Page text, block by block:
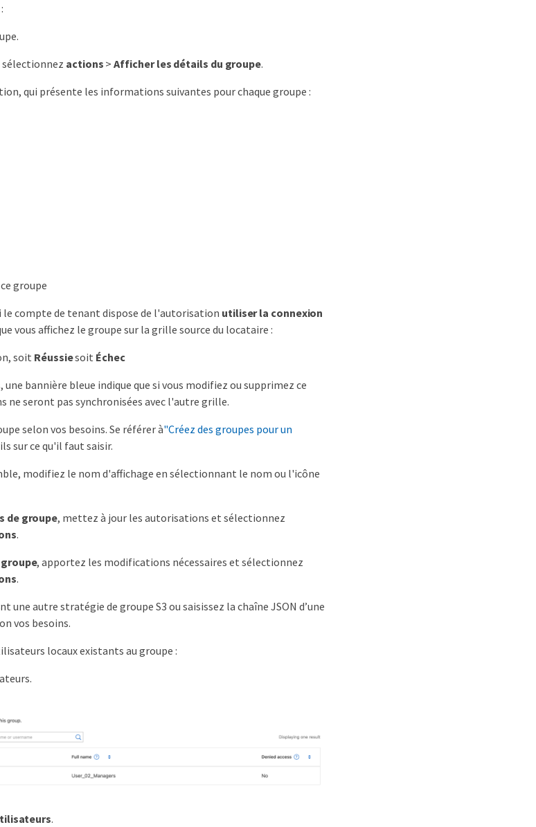
sélectionnez actions >Afficher les détails du groupe.
qui présente les informations suivantes pour chaque groupe :
groupe
le compte de tenant dispose de l'autorisation utiliser la connexion
vous affichez le groupe sur la grille source du locataire :
soit Réussiesoit Échec
une bannière bleue indique que si vous modifiez ou supprimez ce
ne seront pas synchronisées avec l'autre grille.
selon vos besoins. Se référer à"Créez des groupes pour un
sur ce qu'il faut saisir.
modifiez le nom d'affichage en sélectionnant le nom ou l'icône
de groupe, mettez à jour les autorisations et sélectionnez
.
, apportez les modifications nécessaires et sélectionnez
.
une autre stratégie de groupe S3 ou saisissez la chaîne JSON d’une
vos besoins.
locaux existants au groupe :
.